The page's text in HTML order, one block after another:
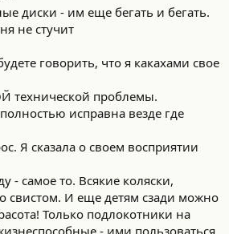
диски - им еще бегать и бегать.
не стучит
говорить, что я какахами свое
технической проблемы.
исправна везде где
Я сказала о своем восприятии
- самое то. Всякие коляски,
свистом. И еще детям сзади можно
Только подлокотники на